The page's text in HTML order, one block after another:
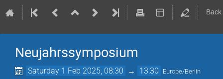
Neujahrssymposium
Saturday 1 Feb 2025, 08:30 → 13:30 Europe/Berlin